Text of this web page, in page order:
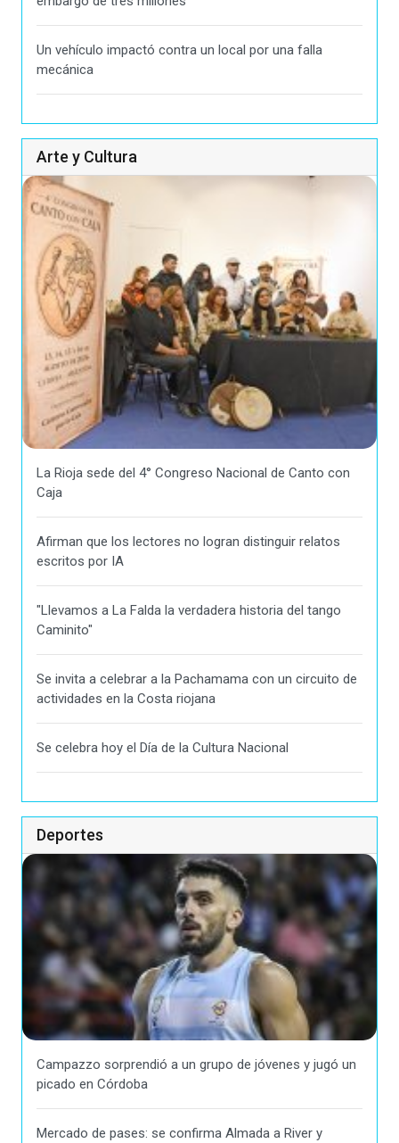
Un vehículo impactó contra un local por una falla
mecánica
Arte y Cultura
La Rioja sede del 4° Congreso Nacional de Canto con
Caja
Afirman que los lectores no logran distinguir relatos
escritos por IA
"Llevamos a La Falda la verdadera historia del tango
Caminito"
Se invita a celebrar a la Pachamama con un circuito de
actividades en la Costa riojana
Se celebra hoy el Día de la Cultura Nacional
Deportes
Campazzo sorprendió a un grupo de jóvenes y jugó un
picado en Córdoba
Mercado de pases: se confirma Almada a River y